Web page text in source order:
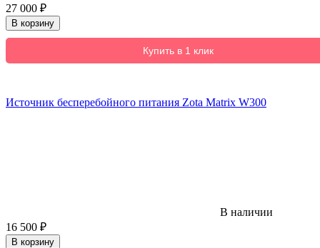
27 000 ₽
В корзину
Купить в 1 клик
Источник бесперебойного питания Zota Matrix W300
В наличии
16 500 ₽
В корзину